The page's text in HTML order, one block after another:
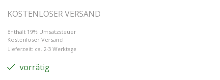
KOSTENLOSER VERSAND
Enthält 19% Umsatzsteuer
Kostenloser Versand
Lieferzeit: ca. 2-3 Werktage
vorrätig